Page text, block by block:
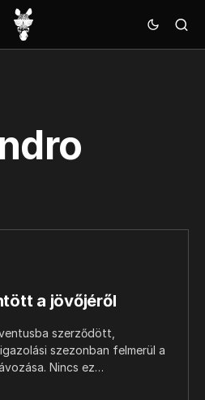
a jövőjéről
szerződött,
szezonban felmerül a
Nincs ez…